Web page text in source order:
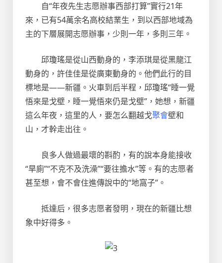
自“年夜先生志愿辦事西部打算”實行21年
來，已有54萬余名高校結業生，到以西部地域為
主的下層展開志愿辦事，少則一年，多則三年。
邱瓊瑤是從山西動身的，李添琪是從黑龍江
動身的，許佳佳是從廣東動身的。他們此行的目
標地是——新疆。火車到后半程，邱瓊瑤“睡一覺
悟來是戈壁，睡一覺悟來仍是戈壁”，她想，新疆
這么年夜，這里的人，要怎么翻越戈聚會壁和
山，才幹走出往。
良多人做過最壞的斟酌，有的說本身能接收
“旱廁”“不克不及洗澡”“要往擔水”等。有的志愿者
甚至想，會不會住進傳說中的“地窩子”。
抵達后，很多志愿者發明，現在的新疆比想
象中好得多。